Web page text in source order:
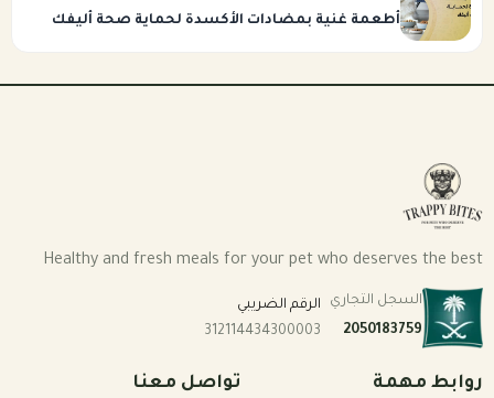
أطعمة غنية بمضادات الأكسدة لحماية صحة أليفك
Healthy and fresh meals for your pet who deserves the best
السجل التجاري
2050183759
الرقم الضريبي
312114434300003
روابط مهمة تواصل معنا